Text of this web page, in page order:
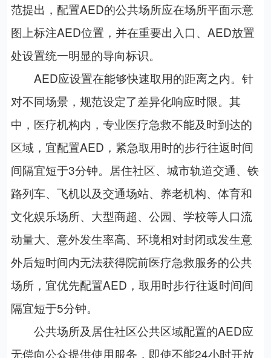
范提出，配置AED的公共场所应在场所平面示意
图上标注AED位置，并在重要出入口、AED放置
处设置统一明显的导向标识。
AED应设置在能够快速取用的距离之内。针
对不同场景，规范设定了差异化响应时限。其
中，医疗机构内，专业医疗急救不能及时到达的
区域，宜配置AED，紧急取用时的步行往返时间
间隔宜短于3分钟。居住社区、城市轨道交通、铁
路列车、飞机以及交通场站、养老机构、体育和
文化娱乐场所、大型商超、公园、学校等人口流
动量大、意外发生率高、环境相对封闭或发生意
外后短时间内无法获得院前医疗急救服务的公共
场所，宜优先配置AED，取用时步行往返时间间
隔宜短于5分钟。
公共场所及居住社区公共区域配置的AED应
无偿向公众提供使用服务，即使不能24小时开放